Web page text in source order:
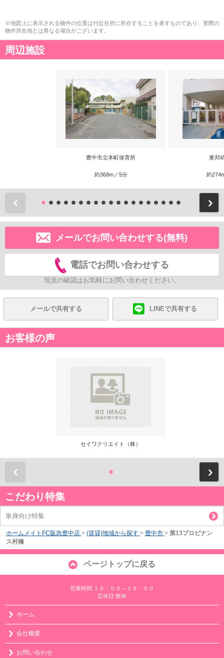
※地図上に表示される物件の位置は付近住所に所在することを表すものであり、実際の
物件所在地とは異なる場合がございます。
周辺施設
豊中市立本町保育所
約368m／5分
東邦
約
メールでお問い合わせする(無料)
電話でお問い合わせする
現況の確認はお気軽にお問い合わせください。
メールで共有する LINEで共有する
お客様の声
セイワクリエイト（株）
こだわり特集
単身向け特集
ホームメイトFC阪急豊中店 > (賃貸)地域から探す > 豊中市 > 第13プロビナン
ス村橋
ページトップに戻る
営業時間:１０：００～１９：００
定休日:無休
ホーム
会社概要
お問い合わせ